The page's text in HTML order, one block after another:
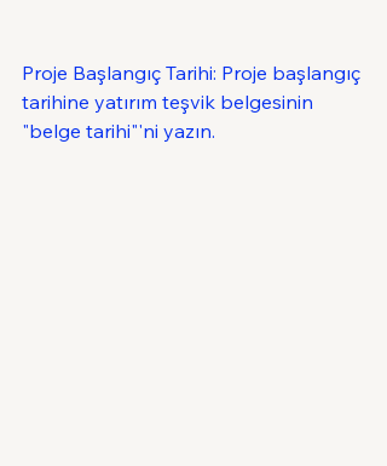
Proje Başlangıç Tarihi: Proje başlangıç
tarihine yatırım teşvik belgesinin
"belge tarihi"'ni yazın.